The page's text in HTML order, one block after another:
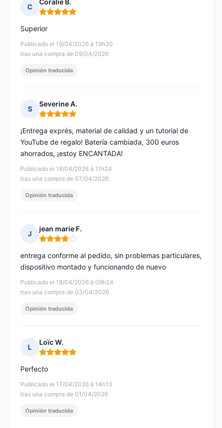
C
Coralie B.
Nota: 5 de 5
Publicado el 19/04/2026 à 19h30
tras una compra de 09/04/2026
Superior
Opinión traducida
S
Severine A.
Nota: 5 de 5
Publicado el 18/04/2026 à 11h24
tras una compra de 07/04/2026
¡Entrega exprés, material de calidad y un tutorial de
YouTube de regalo! Batería cambiada, 300 euros
ahorrados, ¡estoy ENCANTADA!
Opinión traducida
J
jean marie F.
Nota: 4 de 5
Publicado el 18/04/2026 à 09h24
tras una compra de 03/04/2026
entrega conforme al pedido, sin problemas particulares,
dispositivo montado y funcionando de nuevo
Opinión traducida
L
Loïc W.
Nota: 5 de 5
Publicado el 17/04/2026 à 14h13
tras una compra de 01/04/2026
Perfecto
Opinión traducida